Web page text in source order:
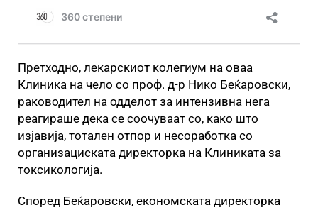
Претходно, лекарскиот колегиум на оваа
Клиника на чело со проф. д-р Нико Беќаровски,
раководител на одделот за интензивна нега
реагираше дека се соочуваат со, како што
изјавија, тотален отпор и несоработка со
организациската директорка на Клиниката за
токсикологија.
Според Беќаровски, економската директорка